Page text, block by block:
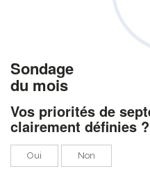
Sondage
du mois
Vos priorités de
clairement définies ?
Oui Non